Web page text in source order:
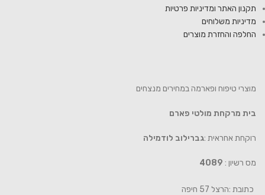
תקנון האתר ומדיניות פרטיות
מדיניות משלוחים
החלפה והחזרת מוצרים
מוצרי טיפוח ופארמה במחירים מנצחים
בית מרקחת מולטי פארם
רוקחת אחראית :גברילוב לודמילה
מס רשיון : 4089
כתובת :הרצל 57 חיפה